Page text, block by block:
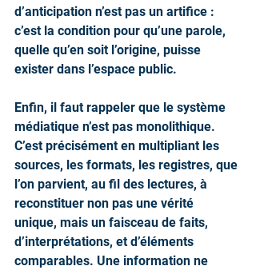
d’anticipation n’est pas un artifice :
c’est la condition pour qu’une parole,
quelle qu’en soit l’origine, puisse
exister dans l’espace public.
Enfin, il faut rappeler que le système
médiatique n’est pas monolithique.
C’est précisément en multipliant les
sources, les formats, les registres, que
l’on parvient, au fil des lectures, à
reconstituer non pas une vérité
unique, mais un faisceau de faits,
d’interprétations, et d’éléments
comparables. Une information ne